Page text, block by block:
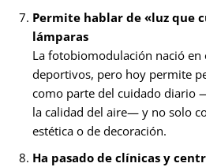
Permite hablar de «luz que
lámparas
La fotobiomodulación nació
deportivos, pero hoy permite
como parte del cuidado diario
la calidad del aire— y no solo
estética o de decoración.
Ha pasado de clínicas y